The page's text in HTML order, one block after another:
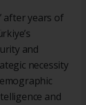
after years of
and
necessity
and